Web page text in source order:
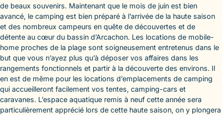
de beaux souvenirs. Maintenant que le mois de juin est bien
avancé, le camping est bien préparé à l’arrivée de la haute saison
et des nombreux campeurs en quête de découvertes et de
détente au cœur du bassin d’Arcachon. Les locations de mobile-
home proches de la plage sont soigneusement entretenus dans le
but que vous n’ayez plus qu’à déposer vos affaires dans les
rangements fonctionnels et partir à la découverte des environs. Il
en est de même pour les locations d’emplacements de camping
qui accueilleront facilement vos tentes, camping-cars et
caravanes. L’espace aquatique remis à neuf cette année sera
particulièrement apprécié lors de cette haute saison, on y plongera